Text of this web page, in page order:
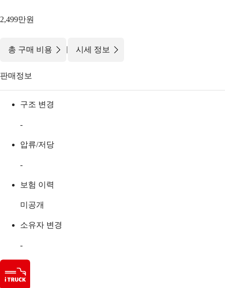
2,499만원
총 구매 비용 | 시세 정보
판매정보
구조 변경
-
압류/저당
-
보험 이력
미공개
소유자 변경
-